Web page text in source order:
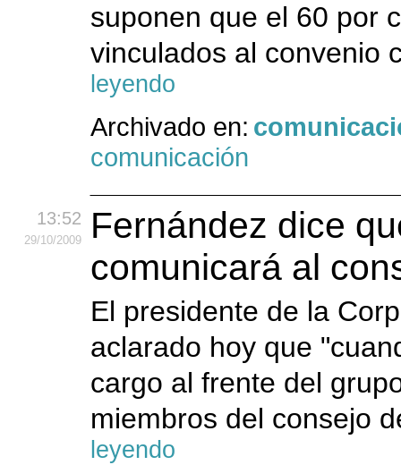
suponen que el 60 por
vinculados al convenio
leyendo
Archivado en:
comunicación
13:52
29/10/2009
Fernández dice
comunicará al
El presidente de la
aclarado hoy que
cargo al frente del
miembros del consejo
leyendo